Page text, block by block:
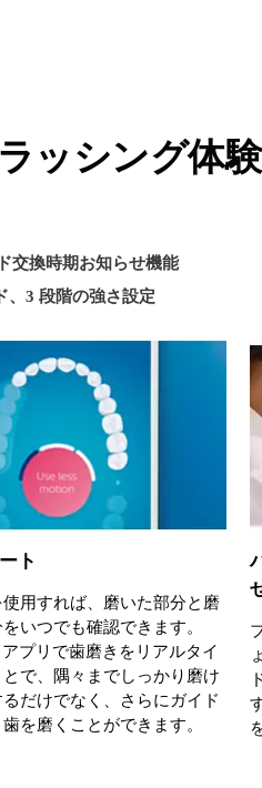
ッシング体
交換時期お知らせ機能
、3 段階の強さ設定
ト
用すれば、磨いた部分と磨
いつでも確認できます。
アプリで歯磨きをリアルタイ
で、隅々までしっかり磨け
だけでなく、さらにガイド
を磨くことができます。